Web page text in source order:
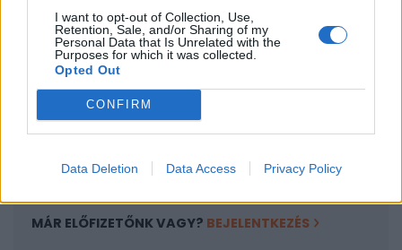
I want to opt-out of Collection, Use,
Retention, Sale, and/or Sharing of my
Personal Data that Is Unrelated with the
Purposes for which it was collected.
Opted Out
CONFIRM
Data Deletion Data Access Privacy Policy
regisztrációhoz kötött.
Az előfizetés a következőket tartalmazza:
Portfolio.hu teljes cikkarchívum
Kötéslisták: BÉT elmúlt 2 év napon belüli
kötéslistái
MÁR ELŐFIZETŐNK VAGY? BEJELENTKEZÉS